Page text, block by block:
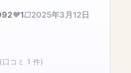
1 2025年3月12日
(口コミ 1 件)